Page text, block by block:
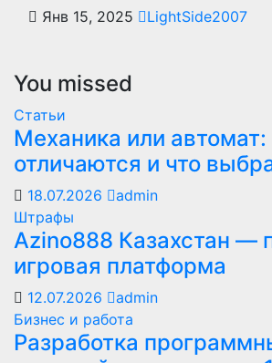
Янв 15, 2025 LightSide2007
You missed
Статьи
Механика или
отличаются и что
18.07.2026
admin
Штрафы
Azino888 Казахстан —
игровая платформа
12.07.2026
admin
Бизнес и работа
Разработка